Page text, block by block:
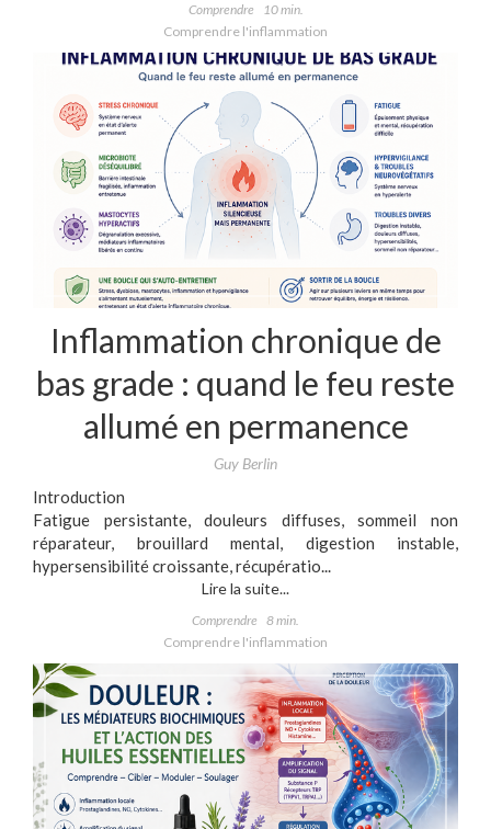
Comprendre
10 min.
Comprendre l'inflammation
Inflammation chronique de
bas grade : quand le feu reste
allumé en permanence
Guy Berlin
Introduction
Fatigue persistante, douleurs diffuses, sommeil non
réparateur, brouillard mental, digestion instable,
hypersensibilité croissante, récupératio...
Lire la suite...
Comprendre 8 min.
Comprendre l'inflammation